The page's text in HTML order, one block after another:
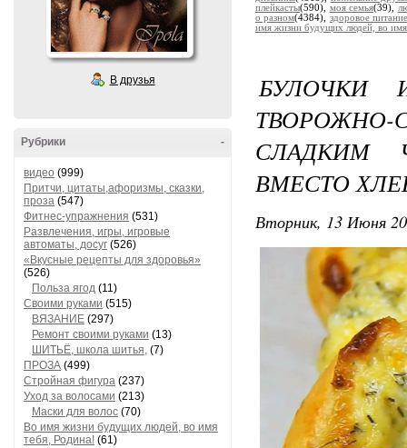
В друзья
-
Рубрики
видео (999)
Притчи, цитаты,афоризмы, сказки,
проза (547)
Фитнес-упражнения (531)
Развлечения, игры, игровые
автоматы, досуг (526)
«Вкусные рецепты для здоровья»
(526)
Польза ягод (11)
Своими руками (515)
ВЯЗАНИЕ (297)
Ремонт своими руками (13)
ШИТЬЁ, школа шитья, (7)
ПРОЗА (499)
Стройная фигура (237)
Уход за волосами (213)
Маски для волос (70)
Во имя жизни будущих людей, во имя
тебя, Родина! (61)
плейкасты(590), моя семья(39),
о разном(4384), здоровое
имя жизни будущих людей, во
БУЛОЧКИ
СЛАДКИМ
ВМЕСТО
Вторник, 13 Июня